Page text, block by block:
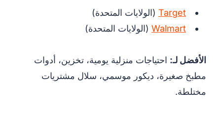
Target (الولايات المتحدة)
Walmart (الولايات المتحدة)
الأفضل لـ: احتياجات منزلية يومية، تخزين، أدوات
مطبخ صغيرة، ديكور موسمي، سلال مشتريات
مختلطة.